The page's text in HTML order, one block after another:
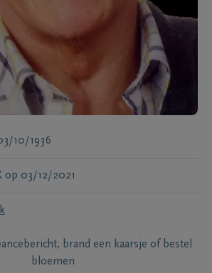
10/1936
op 03/12/2021
brand een kaarsje of bestel
bloemen